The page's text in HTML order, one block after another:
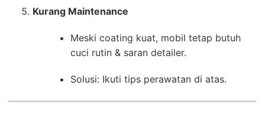
Kurang Maintenance
Meski coating kuat, mobil tetap butuh
cuci rutin & saran detailer.
Solusi: Ikuti tips perawatan di atas.